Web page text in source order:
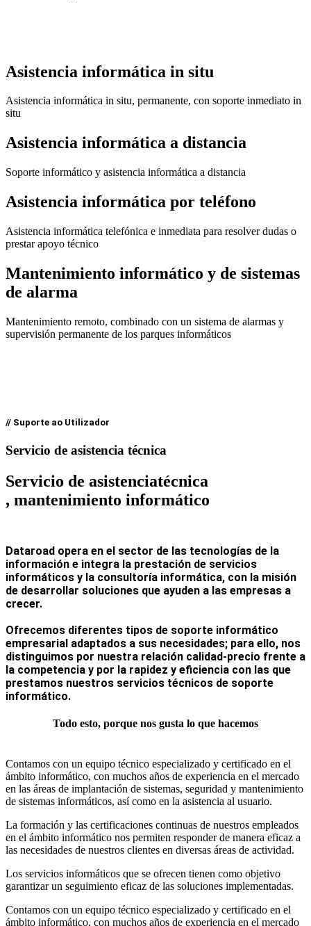
Asistencia informática in situ
Asistencia informática in situ, permanente, con soporte inmediato in
situ
Asistencia informática a distancia
Soporte informático y asistencia informática a distancia
Asistencia informática por teléfono
Asistencia informática telefónica e inmediata para resolver dudas o
prestar apoyo técnico
Mantenimiento informático y de sistemas
de alarma
Mantenimiento remoto, combinado con un sistema de alarmas y
supervisión permanente de los parques informáticos
// Suporte ao Utilizador
Servicio de asistencia técnica
Servicio de asistenciatécnica
, mantenimiento informático
Dataroad opera en el sector de las tecnologías de la
información e integra la prestación de servicios
informáticos y la consultoría informática, con la misión
de desarrollar soluciones que ayuden a las empresas a
crecer.
Ofrecemos diferentes tipos de soporte informático
empresarial adaptados a sus necesidades; para ello, nos
distinguimos por nuestra relación calidad-precio frente a
la competencia y por la rapidez y eficiencia con las que
prestamos nuestros servicios técnicos de soporte
informático.
Todo esto, porque nos gusta lo que hacemos
Contamos con un equipo técnico especializado y certificado en el
ámbito informático, con muchos años de experiencia en el mercado
en las áreas de implantación de sistemas, seguridad y mantenimiento
de sistemas informáticos, así como en la asistencia al usuario.
La formación y las certificaciones continuas de nuestros empleados
en el ámbito informático nos permiten responder de manera eficaz a
las necesidades de nuestros clientes en diversas áreas de actividad.
Los servicios informáticos que se ofrecen tienen como objetivo
garantizar un seguimiento eficaz de las soluciones implementadas.
Contamos con un equipo técnico especializado y certificado en el
ámbito informático, con muchos años de experiencia en el mercado